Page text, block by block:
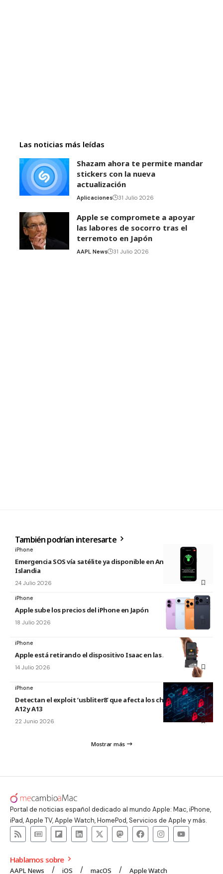
Las noticias más leídas
Shazam ahora te permite mandar
stickers con la nueva
actualización
Aplicaciones 31 Julio 2026
Apple se compromete a apoyar
las labores de socorro tras el
terremoto en Japón
AAPL News 31 Julio 2026
También podrían interesarte
iPhone
Emergencia SOS vía satélite ya disponible en Andorra e
Islandia
24 Julio 2026
iPhone
Apple sube los precios del iPhone en Japón
18 Julio 2026
iPhone
Apple está retirando el dispositivo Isaac en las Apple Store
14 Julio 2026
iPhone
Detectan el exploit ‘usbliter8’ que afecta los chips de Apple
A12 y A13
22 Junio 2026
Mostrar más
Portal de noticias español dedicado al mundo Apple: Mac, iPhone,
iPad, Apple TV, Apple Watch, HomePod, Servicios de Apple y más.
Hablamos sobre
AAPL News iOS macOS Apple Watch